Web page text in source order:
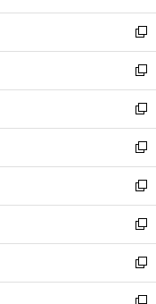
開
く
ウ
で
開
く
ン
ド
ウ
で
開
く
ウ
ィ
ン
ド
ウ
で
開
く
新
し
い
ウ
ィ
ン
ド
ウ
で
開
く
新
し
い
ウ
ィ
ン
ド
ウ
で
開
く
新
し
い
ウ
ィ
ン
ド
ウ
で
開
く
新
し
い
ウ
ィ
ン
ド
ウ
新
し
い
ウ
ィ
ン
新
し
い
ウ
新
し